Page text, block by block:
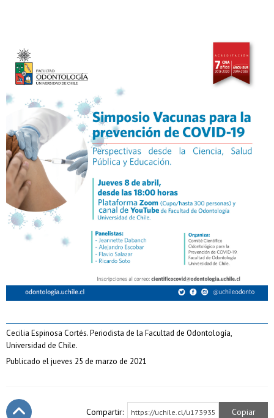
Cecilia Espinosa Cortés. Periodista de la Facultad de Odontología,
Universidad de Chile.
Publicado el jueves 25 de marzo de 2021
Compartir: https://uchile.cl/u173935 Copiar